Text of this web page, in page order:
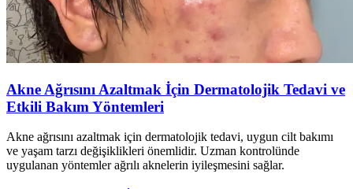
Akne Ağrısını Azaltmak İçin Dermatolojik Tedavi ve
Etkili Bakım Yöntemleri
Akne ağrısını azaltmak için dermatolojik tedavi, uygun cilt bakımı
ve yaşam tarzı değişiklikleri önemlidir. Uzman kontrolünde
uygulanan yöntemler ağrılı aknelerin iyileşmesini sağlar.